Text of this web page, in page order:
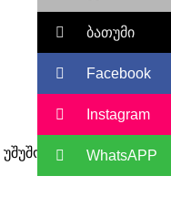
უშუშო კარი
ბათუმი
Facebook
Instagram
WhatsAPP